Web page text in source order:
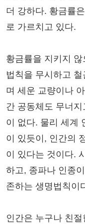
더 강하다. 황금률
로 가르치고 있다.
황금률을 지키지
법칙을 무시하고
며 세운 교량이나
간 공동체도 무너
이 없다. 물리 세계
이 있듯이, 인간의
이 있다는 것이다.
하고, 종파나 인종
존하는 생명법칙이
인간은 누구나 친